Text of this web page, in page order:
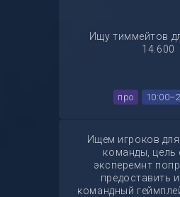
Ищу тиммейтов
14.600
про
Ищем игроков
команды, цель
эксперемнт
предоставить
командный